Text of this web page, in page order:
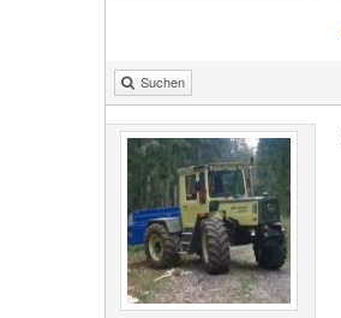
Suchen